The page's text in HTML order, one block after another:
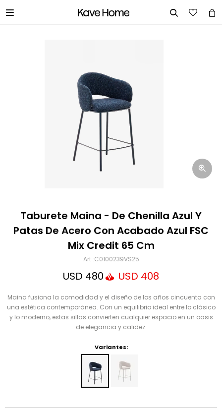
 
Taburete Maina - De Chenilla Azul Y
Patas De Acero Con Acabado Azul FSC
Mix Credit 65 Cm
C0100239VS25
USD 480 USD 408
Maina fusiona la comodidad y el diseño de los años cincuenta con
una estética contemporánea. Con un equilibrio ideal entre lo clásico
y lo moderno, estas sillas convierten cualquier espacio en un oasis
de elegancia y calidez.
Variantes:
STOCK DISPONIBLE.
Correo electrónico
Mensaje